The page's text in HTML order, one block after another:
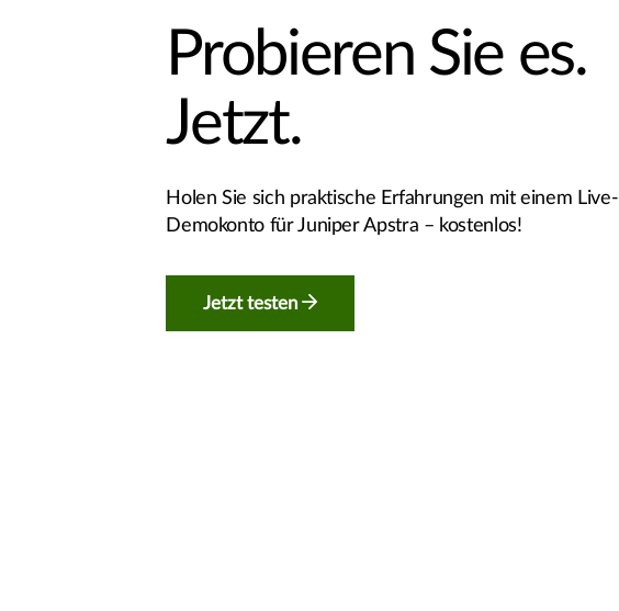
Probieren Sie es.
Jetzt.
Holen Sie sich praktische Erfahrungen mit einem Live-
Demokonto für Juniper Apstra – kostenlos!
Jetzt testen